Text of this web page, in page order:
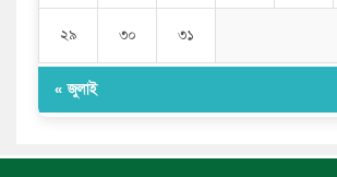
২৯ ৩০ ৩১
« জুলাই